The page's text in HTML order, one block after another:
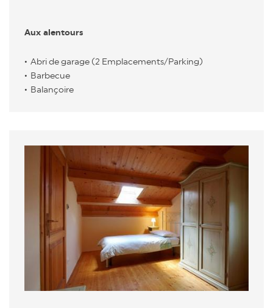
Aux alentours
Abri de garage (2 Emplacements/Parking)
Barbecue
Balançoire